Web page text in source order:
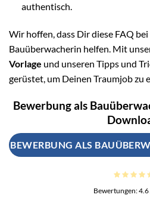
authentisch.
Wir hoffen, dass Dir diese FAQ
Bauüberwacherin helfen. Mit
Vorlage und unseren Tipps und
gerüstet, um Deinen Traumjob zu
Bewerbung als
BEWERBUNG ALS
Bewertungen:4.6